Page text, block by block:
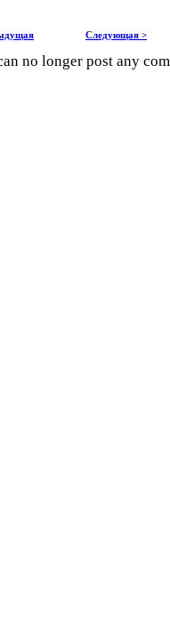
Следующая >
no longer post any